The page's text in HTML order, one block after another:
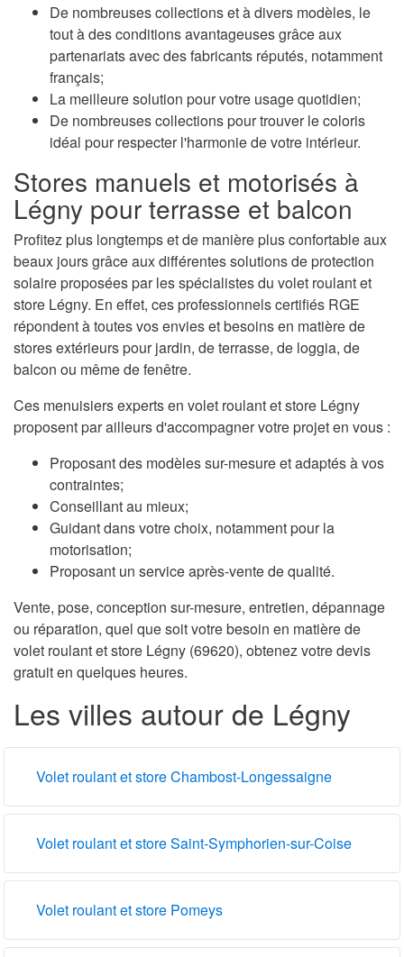
De nombreuses collections et à divers modèles, le
tout à des conditions avantageuses grâce aux
partenariats avec des fabricants réputés, notamment
français;
La meilleure solution pour votre usage quotidien;
De nombreuses collections pour trouver le coloris
idéal pour respecter l'harmonie de votre intérieur.
Stores manuels et motorisés à
Légny pour terrasse et balcon
Profitez plus longtemps et de manière plus confortable aux
beaux jours grâce aux différentes solutions de protection
solaire proposées par les spécialistes du volet roulant et
store Légny. En effet, ces professionnels certifiés RGE
répondent à toutes vos envies et besoins en matière de
stores extérieurs pour jardin, de terrasse, de loggia, de
balcon ou même de fenêtre.
Ces menuisiers experts en volet roulant et store Légny
proposent par ailleurs d'accompagner votre projet en vous :
Proposant des modèles sur-mesure et adaptés à vos
contraintes;
Conseillant au mieux;
Guidant dans votre choix, notamment pour la
motorisation;
Proposant un service après-vente de qualité.
Vente, pose, conception sur-mesure, entretien, dépannage
ou réparation, quel que soit votre besoin en matière de
volet roulant et store Légny (69620), obtenez votre devis
gratuit en quelques heures.
Les villes autour de Légny
Volet roulant et store Chambost-Longessaigne
Volet roulant et store Saint-Symphorien-sur-Coise
Volet roulant et store Pomeys